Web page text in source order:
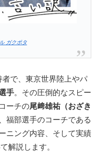
ガクポタ
で、東京世界陸上やパ
手。その圧倒的なスピー
ーチの尾﨑雄祐（おざき
福部選手のコーチである
ニング内容、そして実績
解説します。